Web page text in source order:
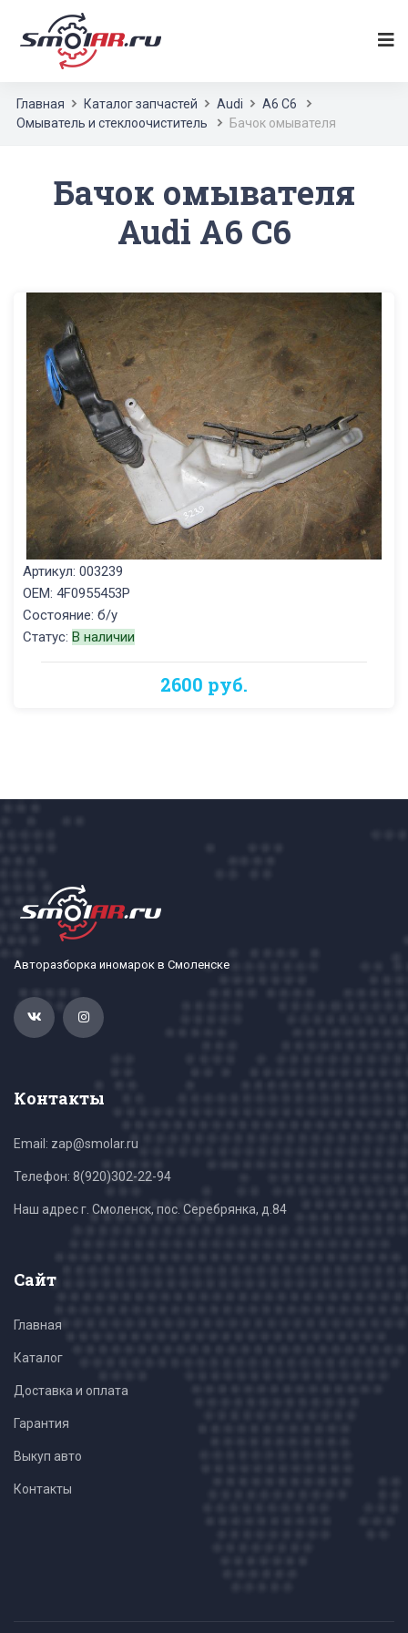
Главная Каталог запчастей Audi
A6 C6
Омыватель и стеклоочиститель
Бачок омывателя
Бачок омывателя
Audi A6 C6
Артикул: 003239
OEM: 4F0955453P
Состояние: б/у
Статус: В наличии
2600 руб.
Авторазборка иномарок в Смоленске
Контакты
Email: zap@smolar.ru
Телефон: 8(920)302-22-94
Наш адрес г. Смоленск, пос. Серебрянка, д.84
Сайт
Главная
Каталог
Доставка и оплата
Гарантия
Выкуп авто
Контакты